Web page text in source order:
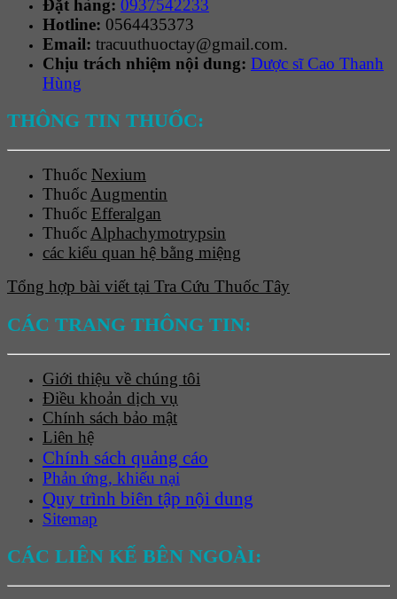
Đặt hàng: 0937542233
Hotline: 0564435373
Email: tracuuthuoctay@gmail.com.
Chịu trách nhiệm nội dung: Dược sĩ Cao Thanh
Hùng
THÔNG TIN THUỐC:
Thuốc Nexium
Thuốc Augmentin
Thuốc Efferalgan
Thuốc Alphachymotrypsin
các kiểu quan hệ bằng miệng
Tổng hợp bài viết tại Tra Cứu Thuốc Tây
CÁC TRANG THÔNG TIN:
Giới thiệu về chúng tôi
Điều khoản dịch vụ
Chính sách bảo mật
Liên hệ
Chính sách quảng cáo
Phản ứng, khiếu nại
Quy trình biên tập nội dung
Sitemap
CÁC LIÊN KẾ BÊN NGOÀI: